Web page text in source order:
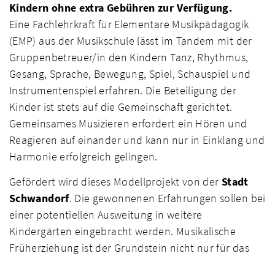
Kindern ohne extra Gebühren zur Verfügung.
Eine Fachlehrkraft für Elementare Musikpädagogik
(EMP) aus der Musikschule lässt im Tandem mit der
Gruppenbetreuer/in den Kindern Tanz, Rhythmus,
Gesang, Sprache, Bewegung, Spiel, Schauspiel und
Instrumentenspiel erfahren. Die Beteiligung der
Kinder ist stets auf die Gemeinschaft gerichtet.
Gemeinsames Musizieren erfordert ein Hören und
Reagieren auf einander und kann nur in Einklang und
Harmonie erfolgreich gelingen.
Gefördert wird dieses Modellprojekt von der Stadt
Schwandorf. Die gewonnenen Erfahrungen sollen bei
einer potentiellen Ausweitung in weitere
Kindergärten eingebracht werden. Musikalische
Früherziehung ist der Grundstein nicht nur für das